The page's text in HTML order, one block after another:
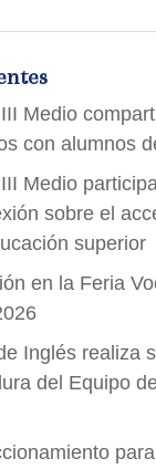
Medio
con alumnos
Medio
sobre el
superior
en la Feria
Inglés realiza
del Equipo
para